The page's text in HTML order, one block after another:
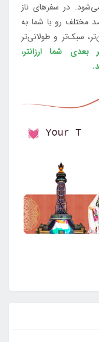
در سفرهای ناز
مختلف رو با شما به
سبک‌تر و طولانی‌تر
شما ارزانتر،